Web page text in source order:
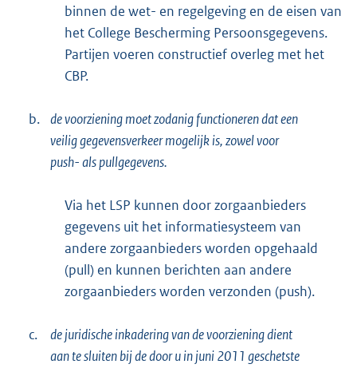
binnen de wet- en regelgeving en de eisen van
het College Bescherming Persoonsgegevens.
Partijen voeren constructief overleg met het
CBP.
b. de voorziening moet zodanig functioneren dat een
veilig gegevensverkeer mogelijk is, zowel voor
push- als pullgegevens.
Via het LSP kunnen door zorgaanbieders
gegevens uit het informatiesysteem van
andere zorgaanbieders worden opgehaald
(pull) en kunnen berichten aan andere
zorgaanbieders worden verzonden (push).
c.
de juridische inkadering van de voorziening dient
aan te sluiten bij de door u in juni 2011 geschetste